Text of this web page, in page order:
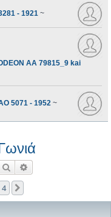
- 1921 ~
AA 79815_9 kai
5071 - 1952 ~
Αναζήτηση
4